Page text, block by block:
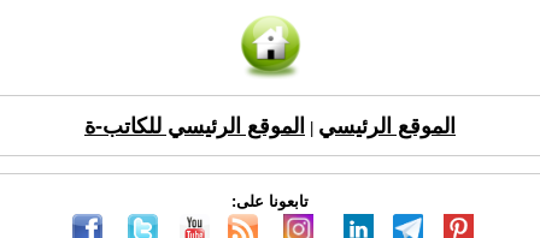
الموقع الرئيسي الموقع الرئيسي للكاتب-ة
تابعونا على: